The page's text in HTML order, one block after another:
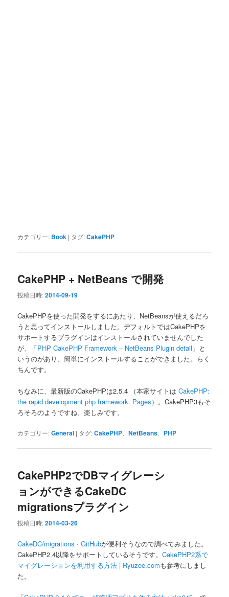
カテゴリー: Book | タグ:CakePHP
CakePHP + NetBeans で開発
投稿日時:2014-09-19
CakePHPを使った開発をするにあたり、NetBeansが使えるだろ
うと思ってインストールしました。デフォルトではCakePHPを
サポートするプラグインはインストールされていませんでした
が、「PHP CakePHP Framework – NetBeans Plugin detail 」と
いうのがあり、簡単にインストールすることができました。らく
ちんです。
ちなみに、最新版のCakePHPは2.5.4 （本家サイトはCakePHP:
the rapid development php framework. Pages）。CakePHP3もそ
ろそろのようですね。楽しみです。
カテゴリー:General | タグ:CakePHP 、NetBeans PHP
CakePHP2でDBマイグレーシ
ョンができるCakeDC
migrationsプラグイン
投稿日時:2014-03-26
CakeDC/migrations · GitHubが便利そうなので調べてみました。
CakePHP2.4以降をサポートしているそうです。CakePHP2系で
マイグレーションを利用する方法 | Ryuzee.comも参考にしまし
た。